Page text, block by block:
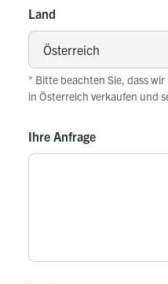
Land
* Bitte beachten Sie, dass
in Österreich verkaufen und
Ihre Anfrage